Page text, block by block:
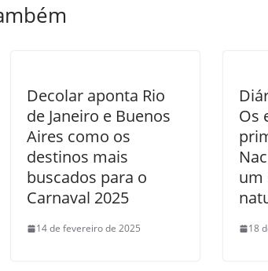
Decolar aponta Rio
de Janeiro e Buenos
Aires como os
destinos mais
buscados para o
Carnaval 2025
14 de fevereiro de 2025
Os
um
18